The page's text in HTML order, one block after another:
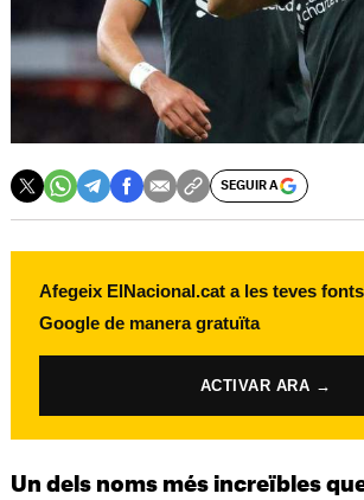
SEGUIR A
Afegeix ElNacional.cat a les teves
Google de manera gratuïta
ACTIVAR ARA →
Un dels noms més increïbles